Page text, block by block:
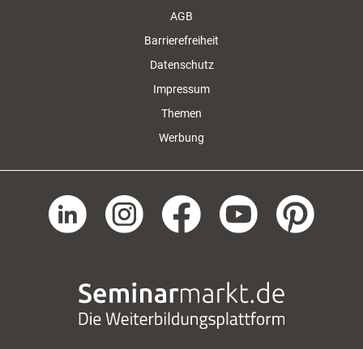
AGB
Barrierefreiheit
Datenschutz
Impressum
Themen
Werbung